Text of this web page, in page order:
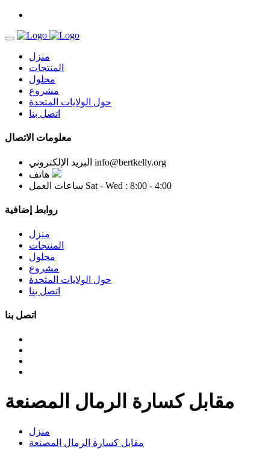
منزل
المنتجات
محلول
مشروع
حول الولايات المتحدة
اتصل بنا
معلومات الاتصال
البريد الإلكتروني info@bertkelly.org
هاتف
ساعات العمل Sat - Wed : 8:00 - 4:00
روابط إضافية
منزل
المنتجات
محلول
مشروع
حول الولايات المتحدة
اتصل بنا
اتصل بنا
مقابل كسارة الرمال المصنعة
منزل
مقابل كسارة الرمال المصنعة